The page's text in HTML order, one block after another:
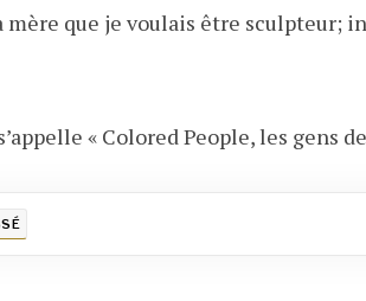
mère que je voulais être sculpteur;
« Colored People, les gens